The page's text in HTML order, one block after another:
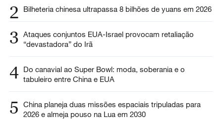
2 Bilheteria chinesa ultrapassa 8 bilhões de yuans em 2026
3 Ataques conjuntos EUA-Israel provocam retaliação
“devastadora” do Irã
4 Do canavial ao Super Bowl: moda, soberania e o
tabuleiro entre China e EUA
5
China planeja duas missões espaciais tripuladas para
2026 e almeja pouso na Lua em 2030